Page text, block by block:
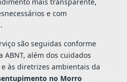
e com
são seguidas conforme
ABNT, além dos cuidados
às diretrizes ambientais da
no Morro